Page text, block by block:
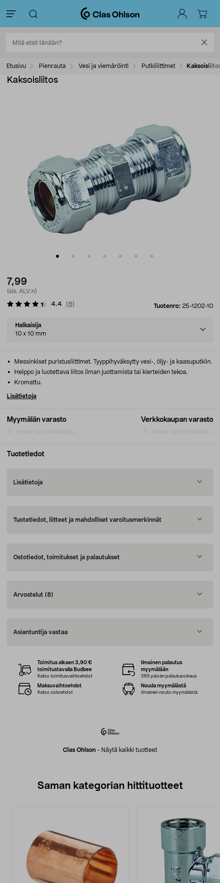
Etusivu Pienrauta Vesi ja viemäröinti Putkiliittimet
Kaksoisliitos
7,99
(sis. ALV:n)
Tuotenro: 25-1202-10
4.4 (8)
Select
variant
Halkaisija
10 x 10 mm
Myymälän varasto Verkkokaupan varasto
Messinkiset puristusliittimet. Tyyppihyväksytty vesi-, öljy- ja kaasuputkiin.
Helppo ja luotettava liitos ilman juottamista tai kierteiden tekoa.
Kromattu.
Lisätietoja
Tuotetiedot
Lisätietoja
Tuotetiedot, liitteet ja mahdolliset varoitusmerkinnät
Ostotiedot, toimitukset ja palautukset
Arvostelut (8)
Asiantuntija vastaa
Clas Ohlson - Näytä kaikki tuotteet
Toimitus alkaen 3,90 €
toimitustavalla Budbee
Katso toimitusvaihtoehdot
Ilmainen palautus
myymälään
365 päivän palautusoikeus
Maksuvaihtoehdot
Katso ostoehdot
Nouda myymälästä
Ilmainen nouto myymälästä
Saman kategorian hittituotteet